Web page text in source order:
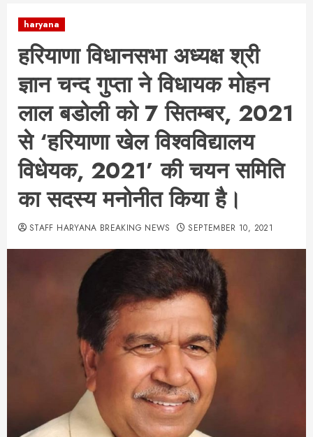
haryana
हरियाणा विधानसभा अध्यक्ष श्री
ज्ञान चन्द गुप्ता ने विधायक मोहन
लाल बडोली को 7 सितम्बर, 2021
से ‘हरियाणा खेल विश्वविद्यालय
विधेयक, 2021’ की चयन समिति
का सदस्य मनोनीत किया है।
STAFF HARYANA BREAKING NEWS SEPTEMBER 10, 2021